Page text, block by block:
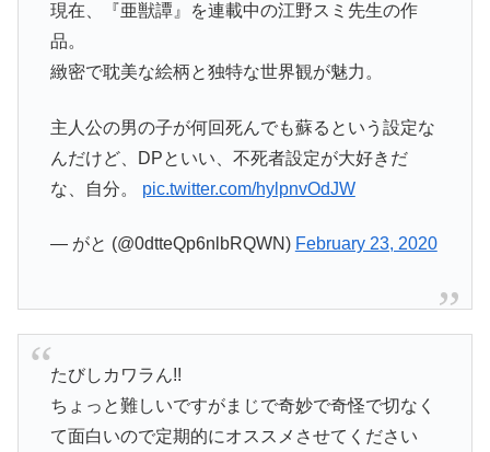
現在、『亜獣譚』を連載中の江野スミ先生の作
品。
緻密で耽美な絵柄と独特な世界観が魅力。
主人公の男の子が何回死んでも蘇るという設定な
んだけど、DPといい、不死者設定が大好きだ
な、自分。 pic.twitter.com/hylpnvOdJW
— がと (@0dtteQp6nlbRQWN) February 23, 2020
たびしカワラん!!
ちょっと難しいですがまじで奇妙で奇怪で切なく
て面白いので定期的にオススメさせてください